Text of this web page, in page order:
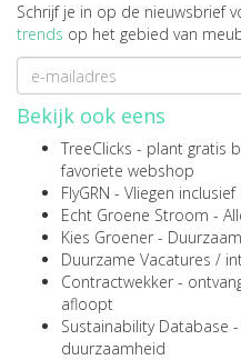
Schrijf je in op de nieuwsbrief
trends op het gebied van
Bekijk ook eens
TreeClicks - plant gratis
favoriete webshop
FlyGRN - Vliegen
Echt Groene Stroom -
Kies Groener -
Duurzame Vacatures /
Contractwekker -
afloopt
Sustainability Database
duurzaamheid